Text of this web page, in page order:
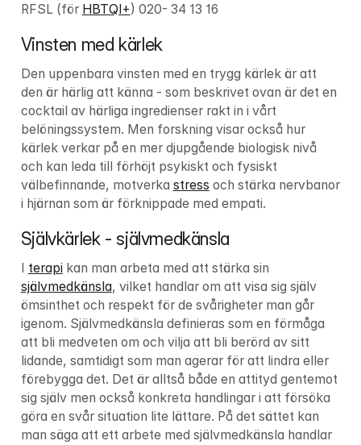
RFSL (för HBTQI+) 020- 34 13 16
Vinsten med kärlek
Den uppenbara vinsten med en trygg kärlek är att
den är härlig att känna - som beskrivet ovan är det en
cocktail av härliga ingredienser rakt in i vårt
belöningssystem. Men forskning visar också hur
kärlek verkar på en mer djupgående biologisk nivå
och kan leda till förhöjt psykiskt och fysiskt
välbefinnande, motverka stress och stärka nervbanor
i hjärnan som är förknippade med empati.
Självkärlek - självmedkänsla
terapi
självmedkänsla, vilket handlar om att visa sig själv
ömsinthet och respekt för de svårigheter man går
igenom. Självmedkänsla definieras som en förmåga
att bli medveten om och vilja att bli berörd av sitt
lidande, samtidigt som man agerar för att lindra eller
förebygga det. Det är alltså både en attityd gentemot
sig själv men också konkreta handlingar i att försöka
göra en svår situation lite lättare. På det sättet kan
man säga att ett arbete med självmedkänsla handlar